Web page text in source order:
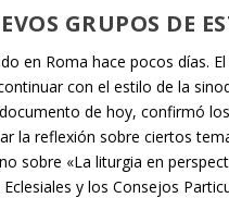
GRUPOS DE
en Roma hace pocos días.
con el estilo de la
de hoy, confirmó
la reflexión sobre ciertos
sobre «La liturgia en
y los Consejos